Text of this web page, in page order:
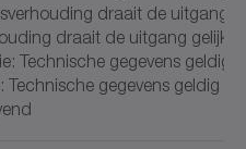
draait de uitgang
draait de uitgang gelijk
Technische gegevens geldig
Technische gegevens geldig